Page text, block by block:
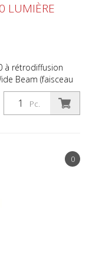
Pc.
LUMIÈRE
à rétrodiffusion
Beam (faisceau
de 14...
0